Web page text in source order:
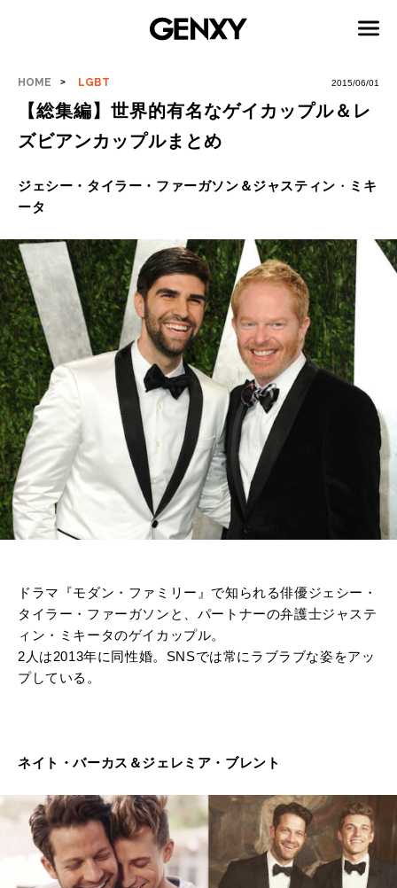
HOME LGBT 2015/06/01
【総集編】世界的有名なゲイカップル＆レ
ズビアンカップルまとめ
ジェシー・タイラー・ファーガソン＆ジャスティン ・ ミキ
ータ
ドラマ『モダン・ファミリー』で知られる俳優ジェシー・
タイラー・ファーガソンと、パートナーの弁護士ジャステ
ィン・ミキータのゲイカップル。
2人は2013年に同性婚。SNSでは常にラブラブな姿をアッ
プしている。
ネイト・バーカス＆ジェレミア・ブレント